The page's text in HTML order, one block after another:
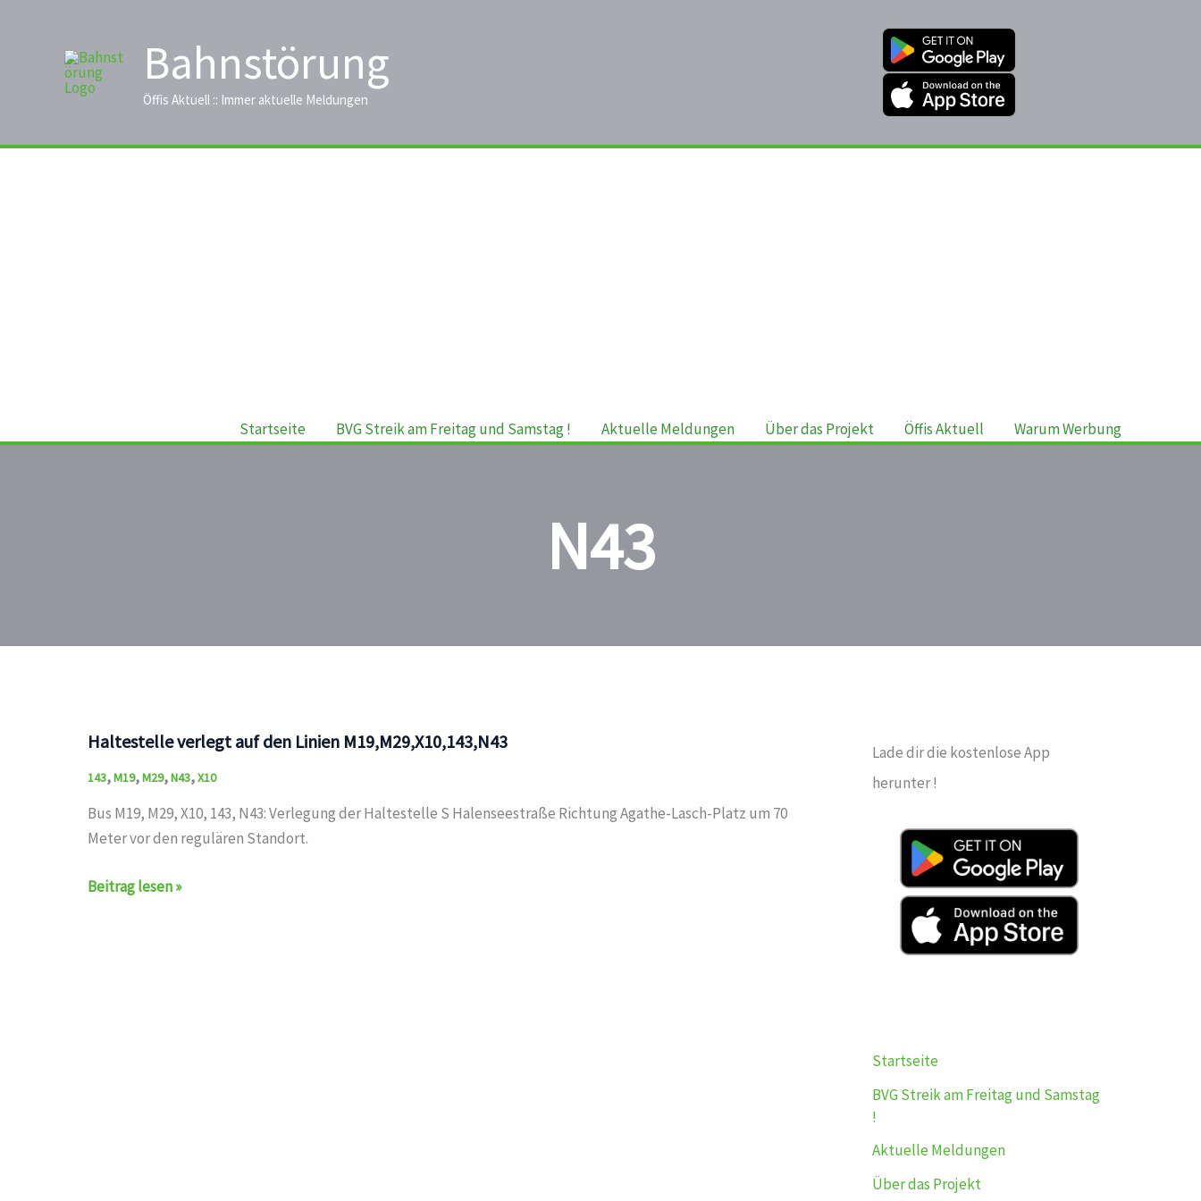
Bahnstörung
Öffis Aktuell :: Immer aktuelle Meldungen
Startseite BVG Streik am Freitag und Samstag ! Aktuelle Meldungen Über das Projekt Öffis Aktuell Warum Werbung
N43
Haltestelle verlegt auf den Linien M19,M29,X10,143,N43
143,M19,M29,N43,X10
Bus M19, M29, X10, 143, N43: Verlegung der Haltestelle S Halenseestraße Richtung Agathe-Lasch-Platz um 70
Meter vor den regulären Standort.
Haltestelle
Beitrag lesen »
Lade dir die kostenlose App
herunter !
Startseite
BVG Streik am Freitag und Samstag
!
Aktuelle Meldungen
Über das Projekt